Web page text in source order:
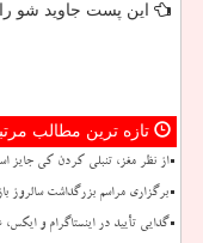
این پست جاوید شو را
تازه ترین مطالب
از نظر مغز، تنبلی کردن کی جایز
برگزاری مراسم بزرگداشت سالروز
گدایی تأیید در اینستاگرام و